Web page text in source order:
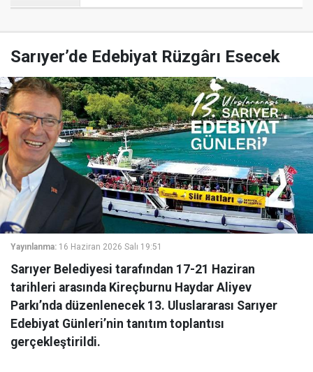
Sarıyer’de Edebiyat Rüzgârı Esecek
Yayınlanma: 16 Haziran 2026 Salı 19:51
Sarıyer Belediyesi tarafından 17-21 Haziran
tarihleri arasında Kireçburnu Haydar Aliyev
Parkı’nda düzenlenecek 13. Uluslararası Sarıyer
Edebiyat Günleri’nin tanıtım toplantısı
gerçekleştirildi.